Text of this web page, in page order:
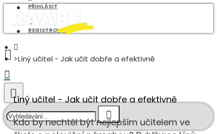
PŘIHLÁSIT
REGISTROVAT
Líný učitel - Jak učit dobře a efektivně
Líný učitel - Jak učit dobře a efektivně
Kdo by nechtěl být nejlepším učitelem ve